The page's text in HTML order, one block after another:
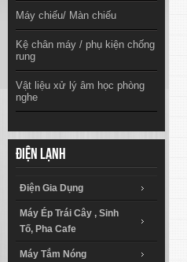
Máy chiếu/ Màn chiếu
Kệ chân máy / phụ kiện chống
rung
Vật liệu xử lý âm học phòng
nghe
Điện lạnh
Điện Gia Dụng
Máy Ép Trái Cây , Sinh
Tố, Pha Cafe
Máy Tắm Nóng